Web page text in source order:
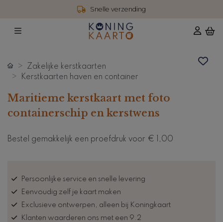
Snelle verzending
Zakelijke kerstkaarten
Kerstkaarten haven en container
Maritieme kerstkaart met foto
containerschip en kerstwens
Bestel gemakkelijk een proefdruk voor € 1,00
Persoonlijke service en snelle levering
Eenvoudig zelf je kaart maken
Exclusieve ontwerpen, alleen bij Koningkaart
Klanten waarderen ons met een 9.2